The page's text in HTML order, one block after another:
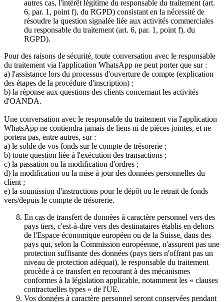
autres cas, l'intérêt légitime du responsable du traitement (art.
6, par. 1, point f), du RGPD) consistant en la nécessité de
résoudre la question signalée liée aux activités commerciales
du responsable du traitement (art. 6, par. 1, point f), du
RGPD).
Pour des raisons de sécurité, toute conversation avec le responsable
du traitement via l'application WhatsApp ne peut porter que sur :
a) l'assistance lors du processus d'ouverture de compte (explication
des étapes de la procédure d'inscription) ;
b) la réponse aux questions des clients concernant les activités
d'OANDA.
Une conversation avec le responsable du traitement via l'application
WhatsApp ne contiendra jamais de liens ni de pièces jointes, et ne
portera pas, entre autres, sur :
a) le solde de vos fonds sur le compte de trésorerie ;
b) toute question liée à l'exécution des transactions ;
c) la passation ou la modification d'ordres ;
d) la modification ou la mise à jour des données personnelles du
client ;
e) la soumission d'instructions pour le dépôt ou le retrait de fonds
vers/depuis le compte de trésorerie.
En cas de transfert de données à caractère personnel vers des
pays tiers, c'est-à-dire vers des destinataires établis en dehors
de l'Espace économique européen ou de la Suisse, dans des
pays qui, selon la Commission européenne, n'assurent pas une
protection suffisante des données (pays tiers n'offrant pas un
niveau de protection adéquat), le responsable du traitement
procède à ce transfert en recourant à des mécanismes
conformes à la législation applicable, notamment les « clauses
contractuelles types » de l'UE.
Vos données à caractère personnel seront conservées pendant